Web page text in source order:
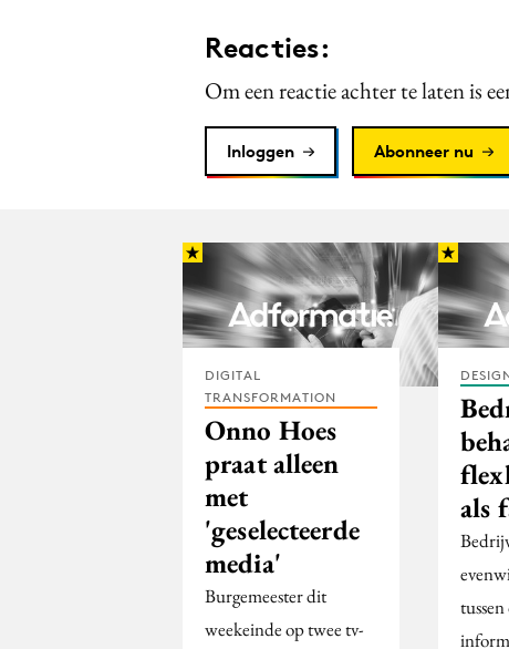
Reacties:
Om een reactie achter te laten is
Inloggen Abonneer nu
DIGITAL
TRANSFORMATION
Onno Hoes
praat alleen
met
'geselecteerde
media'
Burgemeester dit
weekeinde op twee tv-
als
tussen